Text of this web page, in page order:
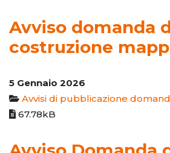
Avviso domanda
costruzione
5 Gennaio 2026
Avvisi di pubblicazione
67.78kB